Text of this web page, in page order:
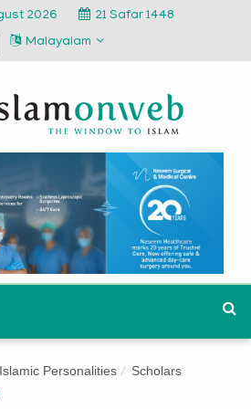
2026
21 Safar 1448
Malayalam
Islamic Personalities Scholars